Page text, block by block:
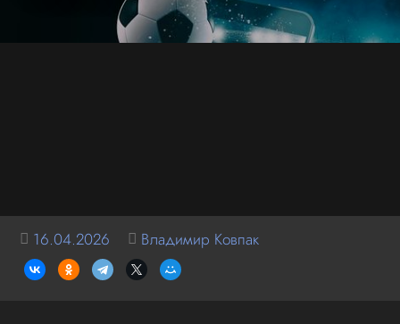
16.04.2026 Владимир Ковпак